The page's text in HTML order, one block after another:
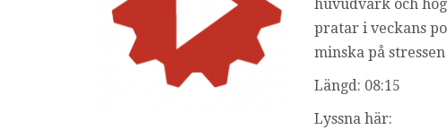
huvudvärk och
pratar i veckans
minska på
Längd: 08:15
Lyssna här: